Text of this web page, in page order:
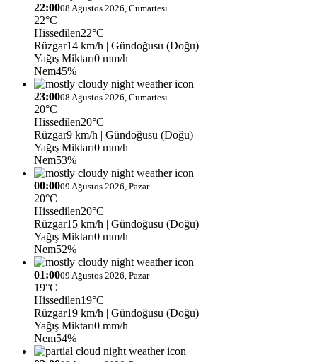
22:0008 Ağustos 2026, Cumartesi
22°C
Hissedilen22°C
Rüzgar14 km/h | Gündoğusu (Doğu)
Yağış Miktarı0 mm/h
Nem45%
23:0008 Ağustos 2026, Cumartesi
20°C
Hissedilen20°C
Rüzgar9 km/h | Gündoğusu (Doğu)
Yağış Miktarı0 mm/h
Nem53%
00:0009 Ağustos 2026, Pazar
20°C
Hissedilen20°C
Rüzgar15 km/h | Gündoğusu (Doğu)
Yağış Miktarı0 mm/h
Nem52%
01:0009 Ağustos 2026, Pazar
19°C
Hissedilen19°C
Rüzgar19 km/h | Gündoğusu (Doğu)
Yağış Miktarı0 mm/h
Nem54%